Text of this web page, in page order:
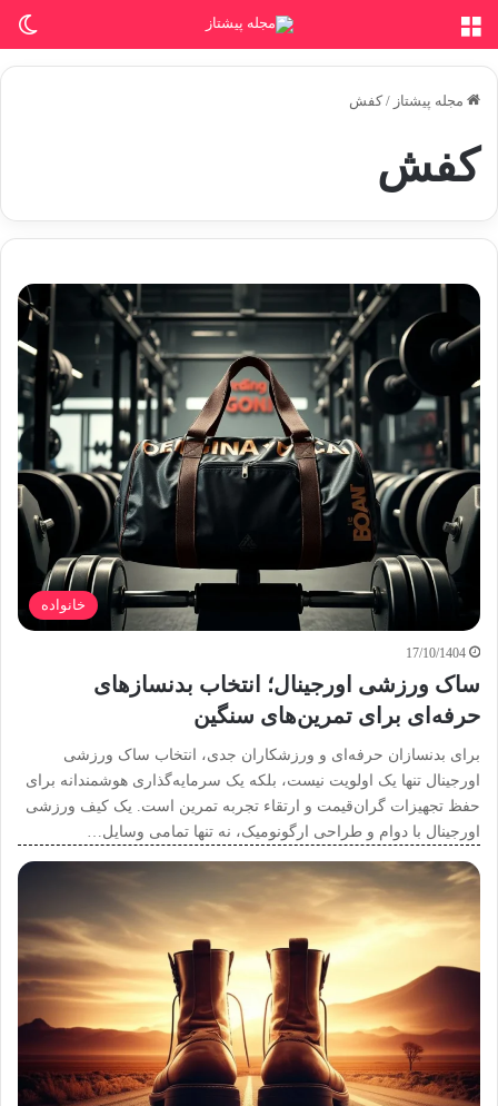
مجله پیشتاز / کفش
کفش
خانواده
17/10/1404
ساک ورزشی اورجینال؛ انتخاب بدنسازهای
حرفه‌ای برای تمرین‌های سنگین
برای بدنسازان حرفه‌ای و ورزشکاران جدی، انتخاب ساک ورزشی
اورجینال تنها یک اولویت نیست، بلکه یک سرمایه‌گذاری هوشمندانه برای
حفظ تجهیزات گران‌قیمت و ارتقاء تجربه تمرین است. یک کیف ورزشی
اورجینال با دوام و طراحی ارگونومیک، نه تنها تمامی وسایل…